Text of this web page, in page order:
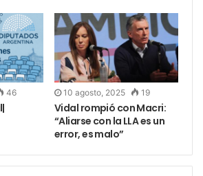
del Campeonato Mundial de la
un equipo de12 maestros
al país en el
46 10 agosto, 2025 19
Vidal rompió con Macri:
“Aliarse con la LLA es un
error, es malo”